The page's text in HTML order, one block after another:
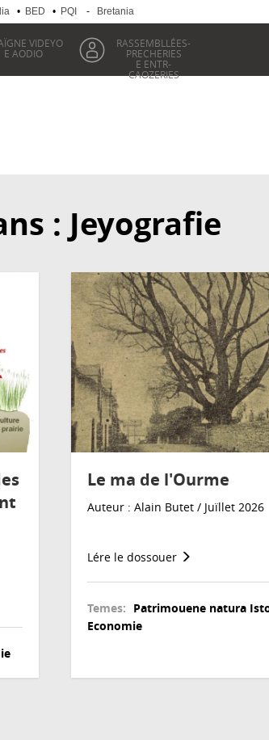
• BED • PQI - Bretania
VIDEYO
E AODIO
RASSEMBLLÉES-
PRECHERIES
E ENTR-
CAOZERIES
: Jeyografie
Le ma de l'Ourme
Auteur : Alain Butet / Juïllet 2026
Lére le dossouer
Temes: Patrimouene natura
Economie